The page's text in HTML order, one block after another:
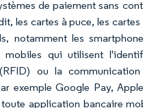
de paiement sans
les cartes à puce, les
notamment les
mobiles qui utilisent
ou la
exemple Google Pay,
application bancaire